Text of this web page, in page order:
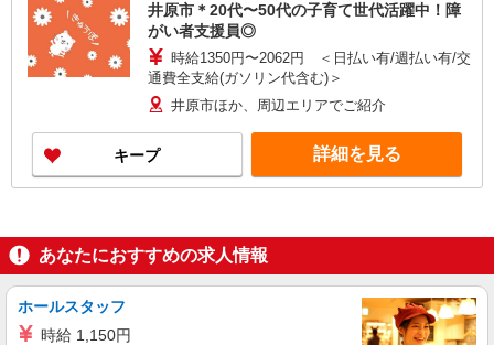
井原市＊20代〜50代の子育て世代活躍中！障
がい者支援員◎
時給1350円〜2062円 ＜日払い有/週払い有/交
通費全支給(ガソリン代含む)＞
井原市ほか、周辺エリアでご紹介
キープ 詳細を見る
あなたにおすすめの求人情報
ホールスタッフ
時給 1,150円